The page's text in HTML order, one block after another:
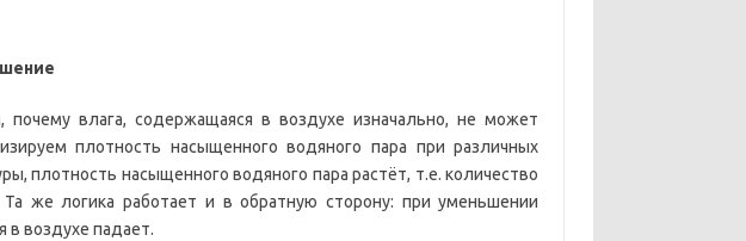
влага, содержащаяся в воздухе изначально, не может
плотность насыщенного водяного пара при различных
плотность насыщенного водяного пара растёт, т.е. количество
же логика работает и в обратную сторону: при уменьшении
воздухе падает.